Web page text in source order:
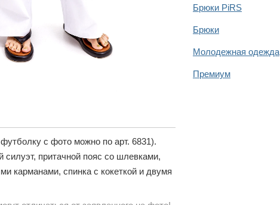
с фото можно по арт. 6831).
притачной пояс со шлевками,
карманами, спинка с кокеткой и двумя
Брюки PiRS
Брюки
Молодежная одежда
Премиум